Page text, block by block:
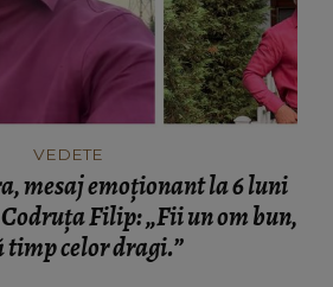
VEDETE
mesaj emoționant la 6 luni
Filip: „Fii un om bun,
timp celor dragi.”